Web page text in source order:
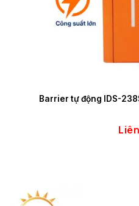
Barrier tự động IDS-